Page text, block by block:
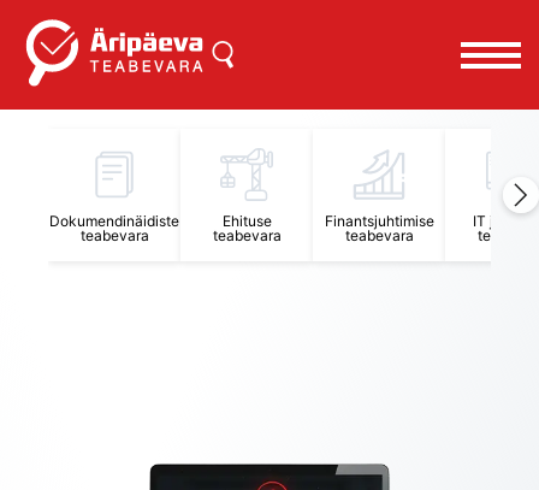
Dokumendinäidiste
teabevara
Ehituse
teabevara
Finantsjuhtimise
teabevara
IT